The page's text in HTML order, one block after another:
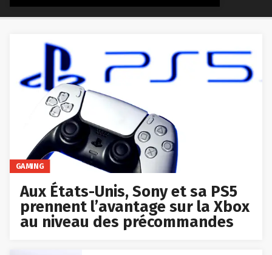
GAMING
Aux États-Unis, Sony et sa PS5
prennent l’avantage sur la Xbox
au niveau des précommandes